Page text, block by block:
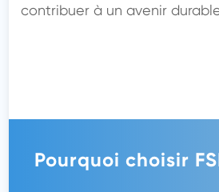
contribuer à un avenir
Pourquoi choisir